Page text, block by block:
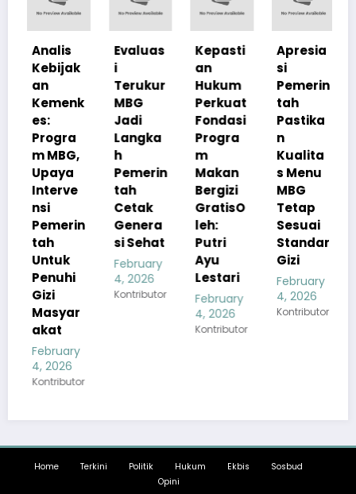
MBG,
2026
Evaluas
i
Terukur
MBG
Langka
h
Pemerin
tah
Cetak
Genera
si Sehat
February
4, 2026
Kontributor
Kepasti
Hukum
Perkuat
Fondasi
Progra
Makan
Bergizi
GratisO
leh:
Putri
Ayu
Lestari
February
4, 2026
Kontributor
Apresia
Pemerin
tah
Pastika
Kualita
s Menu
Tetap
Sesuai
Standar
February
4, 2026
Kontributor
4,
Copyright©2026
banjarpos.com| Powered BySpiceThemes